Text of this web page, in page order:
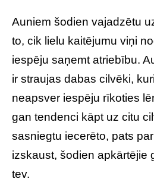
Auniem šodien vajadzētu
to, cik lielu kaitējumu viņi
iespēju saņemt atriebību.
ir straujas dabas cilvēki,
neapsver iespēju rīkoties
gan tendenci kāpt uz citu
sasniegtu iecerēto, pats
izskaust, šodien apkārtējie
tev.